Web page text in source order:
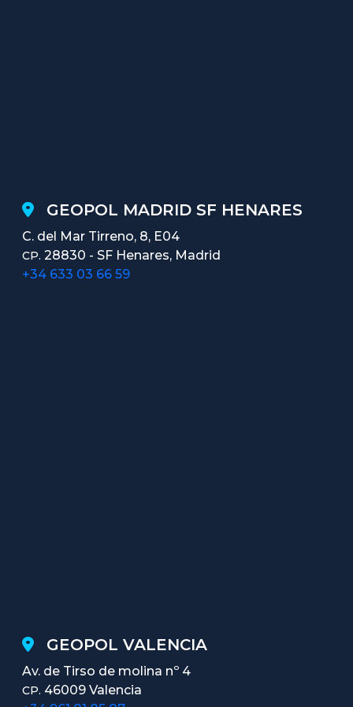
GEOPOL MADRID SF HENARES
C. del Mar Tirreno, 8, E04
CP. 28830 - SF Henares, Madrid
+34 633 03 66 59
GEOPOL VALENCIA
Av. de Tirso de molina nº 4
CP. 46009 Valencia